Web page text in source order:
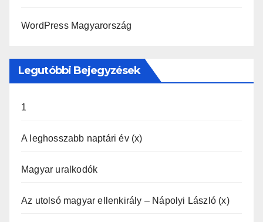
WordPress Magyarország
Legutóbbi Bejegyzések
1
A leghosszabb naptári év (x)
Magyar uralkodók
Az utolsó magyar ellenkirály – Nápolyi László (x)